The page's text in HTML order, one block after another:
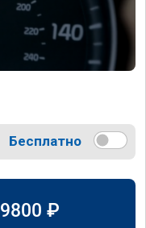
Бесплатно
9800 ₽